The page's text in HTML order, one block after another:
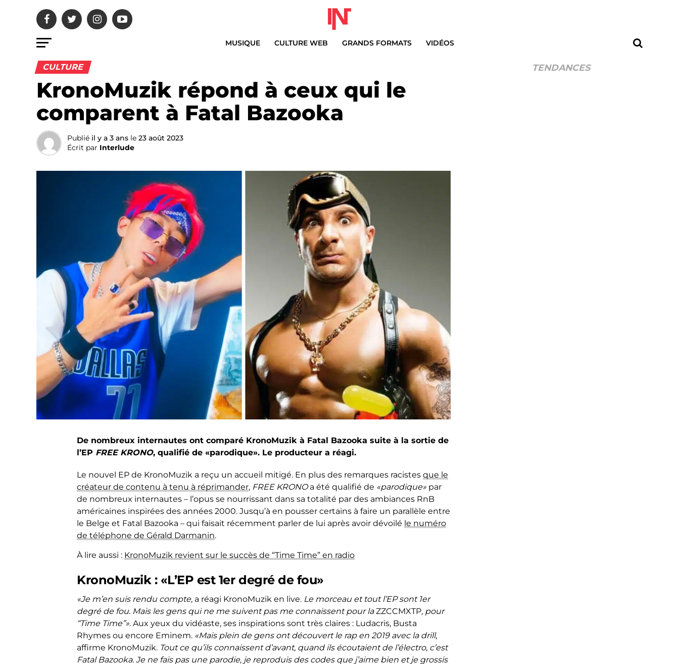
MUSIQUE CULTURE WEB GRANDS FORMATS VIDÉOS
CULTURE
KronoMuzik répond à ceux qui le
comparent à Fatal Bazooka
Publié il y a 3 ans le 23 août 2023
Écrit par Interlude
De nombreux internautes ont comparé KronoMuzik à Fatal Bazooka suite à la sortie de
l’EP FREE KRONO, qualifié de «parodique». Le producteur a réagi.
Le nouvel EP de KronoMuzik a reçu un accueil mitigé. En plus des remarques racistes que le
créateur de contenu à tenu à réprimander, FREE KRONOa été qualifié de «parodique» par
de nombreux internautes – l’opus se nourrissant dans sa totalité par des ambiances RnB
américaines inspirées des années 2000. Jusqu’à en pousser certains à faire un parallèle entre
le Belge et Fatal Bazooka – qui faisait récemment parler de lui après avoir dévoilé le numéro
de téléphone de Gérald Darmanin.
À lire aussi : KronoMuzik revient sur le succès de “Time Time” en radio
KronoMuzik : «L’EP est 1er degré de fou»
«Je m’en suis rendu compte, a réagi KronoMuzik en live. Le morceau et tout l’EP sont 1er
degré de fou. Mais les gens qui ne me suivent pas me connaissent pour laZZCCMXTP, pour
“Time Time”». Aux yeux du vidéaste, ses inspirations sont très claires : Ludacris, Busta
Rhymes ou encore Eminem. «Mais plein de gens ont découvert le rap en 2019 avec la drill,
affirme KronoMuzik. Tout ce qu’ils connaissent d’avant, quand ils écoutaient de l’électro, c’est
Fatal Bazooka. Je ne fais pas une parodie, je reproduis des codes que j’aime bien et je grossis
TENDANCES